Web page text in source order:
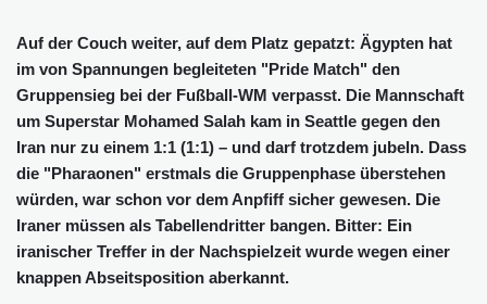
Auf der Couch weiter, auf dem Platz gepatzt: Ägypten hat
im von Spannungen begleiteten "Pride Match" den
Gruppensieg bei der Fußball-WM verpasst. Die Mannschaft
um Superstar Mohamed Salah kam in Seattle gegen den
Iran nur zu einem 1:1 (1:1) – und darf trotzdem jubeln. Dass
die "Pharaonen" erstmals die Gruppenphase überstehen
würden, war schon vor dem Anpfiff sicher gewesen. Die
Iraner müssen als Tabellendritter bangen. Bitter: Ein
iranischer Treffer in der Nachspielzeit wurde wegen einer
knappen Abseitsposition aberkannt.